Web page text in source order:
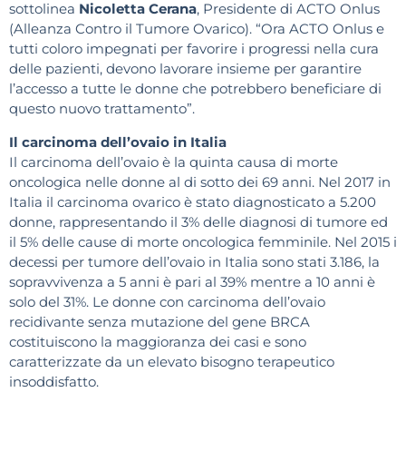
sottolinea Nicoletta Cerana, Presidente di ACTO Onlus
(Alleanza Contro il Tumore Ovarico). “Ora ACTO Onlus e
tutti coloro impegnati per favorire i progressi nella cura
delle pazienti, devono lavorare insieme per garantire
l’accesso a tutte le donne che potrebbero beneficiare di
questo nuovo trattamento”.
Il carcinoma dell’ovaio in Italia
Il carcinoma dell’ovaio è la quinta causa di morte
oncologica nelle donne al di sotto dei 69 anni. Nel 2017 in
Italia il carcinoma ovarico è stato diagnosticato a 5.200
donne, rappresentando il 3% delle diagnosi di tumore ed
il 5% delle cause di morte oncologica femminile. Nel 2015 i
decessi per tumore dell’ovaio in Italia sono stati 3.186, la
sopravvivenza a 5 anni è pari al 39% mentre a 10 anni è
solo del 31%. Le donne con carcinoma dell’ovaio
recidivante senza mutazione del gene BRCA
costituiscono la maggioranza dei casi e sono
caratterizzate da un elevato bisogno terapeutico
insoddisfatto.